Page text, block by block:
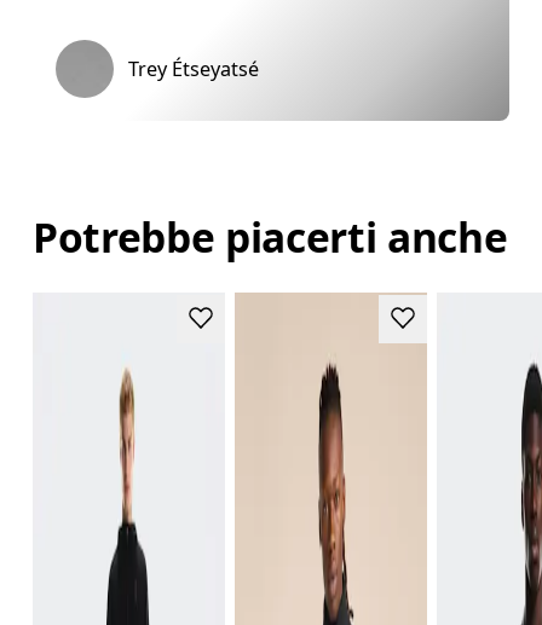
Trey Étseyatsé
Potrebbe piacerti anche